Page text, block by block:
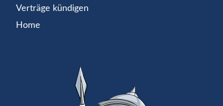
Verträge kündigen
Home